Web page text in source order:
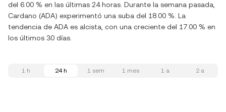
del 6.00 % en las últimas 24 horas. Durante la semana pasada,
Cardano (ADA) experimentó una suba del 18.00 %. La
tendencia de ADA es alcista, con una creciente del 17.00 % en
los últimos 30 días.
1 h 24 h 1 sem 1 mes 1 a 2 a